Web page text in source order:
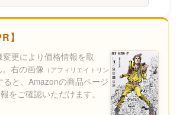
】
更により価格情報を取
右の画像 （アフィリエイトリン
ると、Amazonの商品ページ
をご確認いただけます。